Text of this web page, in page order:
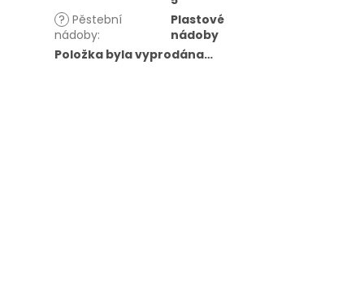
? Pěstební
nádoby:
Plastové
nádoby
Položka byla vyprodána…